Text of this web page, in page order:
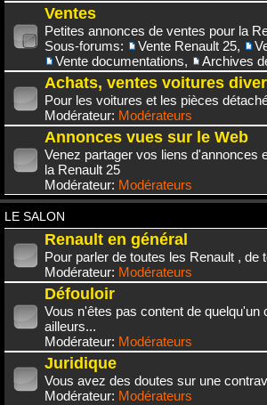
Ventes
Petites annonces de ventes pour la
Sous-forums:
Vente Renault 25,
Vente documentations, Archives
Achats, ventes voitures
Pour les voitures et les pièces
Modérateur: Modérateurs
Annonces vues sur le Web
Venez partager vos liens d'annonces
la Renault 25
Modérateur: Modérateurs
LE SALON
Renault en général
Pour parler de toutes les Renault , de
Modérateur: Modérateurs
Défouloir
Vous n'êtes pas content de
ailleurs...
Modérateur: Modérateurs
Juridique
Vous avez des doutes sur une
Modérateur: Modérateurs